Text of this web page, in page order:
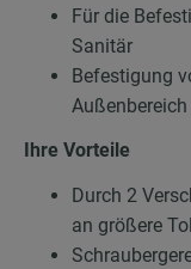
Für die
Sanitär
Befestigung
Außenbereich
Ihre Vorteile
Durch 2
an größere